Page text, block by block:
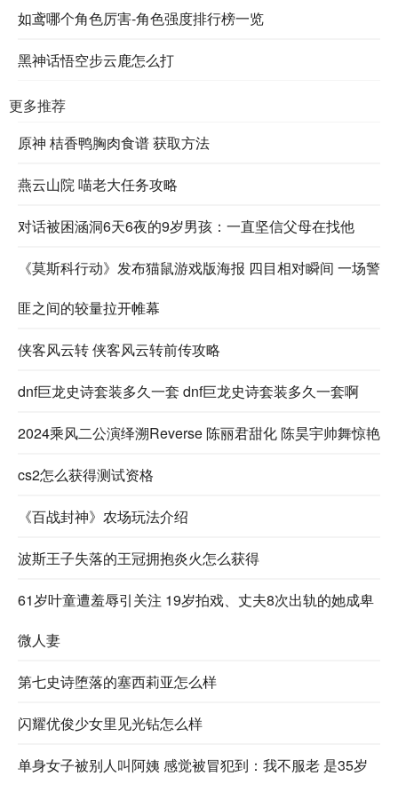
如鸢哪个角色厉害-角色强度排行榜一览
黑神话悟空步云鹿怎么打
更多推荐
原神 桔香鸭胸肉食谱 获取方法
燕云山院 喵老大任务攻略
对话被困涵洞6天6夜的9岁男孩：一直坚信父母在找他
《莫斯科行动》发布猫鼠游戏版海报 四目相对瞬间 一场警
匪之间的较量拉开帷幕
侠客风云转 侠客风云转前传攻略
dnf巨龙史诗套装多久一套 dnf巨龙史诗套装多久一套啊
2024乘风二公演绎溯Reverse 陈丽君甜化 陈昊宇帅舞惊艳
cs2怎么获得测试资格
《百战封神》农场玩法介绍
波斯王子失落的王冠拥抱炎火怎么获得
61岁叶童遭羞辱引关注 19岁拍戏、丈夫8次出轨的她成卑
微人妻
第七史诗堕落的塞西莉亚怎么样
闪耀优俊少女里见光钻怎么样
单身女子被别人叫阿姨 感觉被冒犯到：我不服老 是35岁